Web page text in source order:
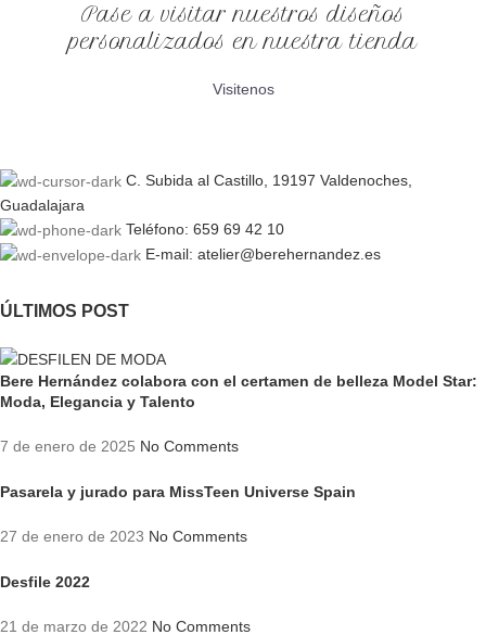
Pase a visitar nuestros diseños
personalizados en nuestra tienda
Visitenos
C. Subida al Castillo, 19197 Valdenoches,
Guadalajara
Teléfono: 659 69 42 10
E-mail: atelier@berehernandez.es
ÚLTIMOS POST
Bere Hernández colabora con el certamen de belleza Model Star:
Moda, Elegancia y Talento
7 de enero de 2025 No Comments
Pasarela y jurado para MissTeen Universe Spain
27 de enero de 2023 No Comments
Desfile 2022
21 de marzo de 2022 No Comments